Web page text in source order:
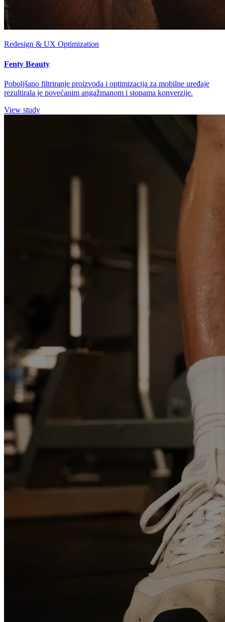
Redesign & UX Optimization
Fenty Beauty
Poboljšano filtriranje proizvoda i optimizacija za mobilne uređaje
rezultirala je povećanim angažmanom i stopama konverzije.
View study